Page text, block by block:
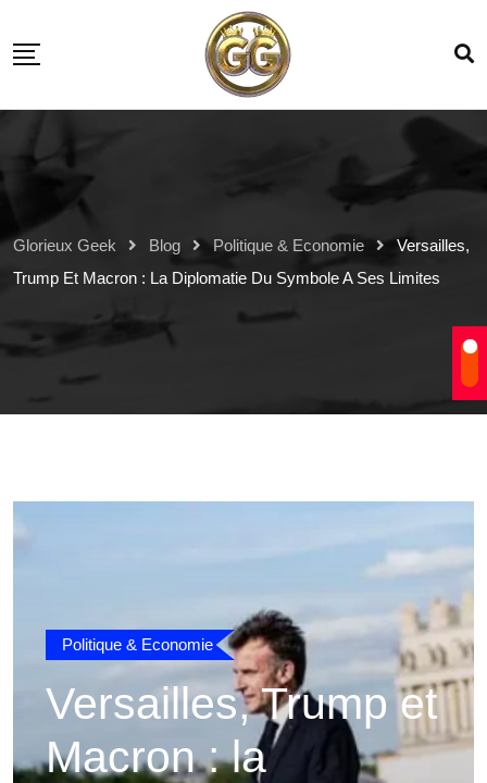
Glorieux Geek Blog Politique & Economie
Versailles,
Trump Et Macron : La Diplomatie Du Symbole A Ses Limites
Politique & Economie
Versailles, Trump et
Macron : la